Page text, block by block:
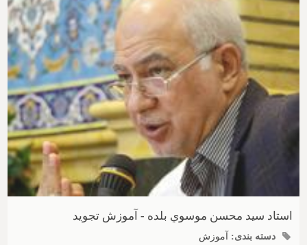
استاد سيد محسن موسوي بلده - آموزش تجوید
دسته بندی: آموزش